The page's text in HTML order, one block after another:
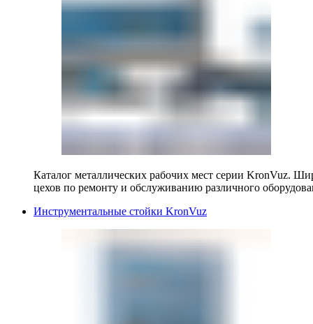
Каталог металлических рабочих мест серии KronVuz.
цехов по ремонту и обслуживанию различного
Инструментальные стойки KronVuz